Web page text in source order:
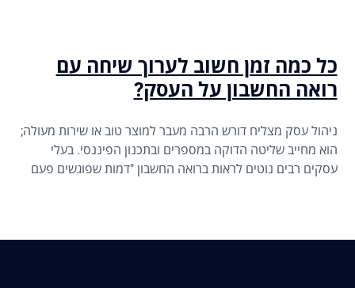
כל כמה זמן חשוב לערוך שיחה עם
רואה החשבון על העסק?
ניהול עסק מצליח דורש הרבה מעבר למוצר טוב או שירות מעולה;
הוא מחייב שליטה הדוקה במספרים ובתכנון הפיננסי. בעלי
עסקים רבים נוטים לראות ברואה החשבון "דמות שפוגשים פעם
רווחים ולזיהוי הזדמנויות צמיחה בזמן אמת.